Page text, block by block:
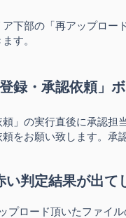
ア下部の「再アップロー
す。
録・承認依頼」
頼」の実行直後に承認
をお願い致します。承
い判定結果が出て
プロード頂いたファイ